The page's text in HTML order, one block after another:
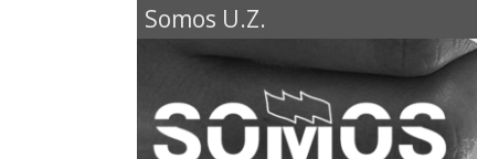
Somos U.Z.